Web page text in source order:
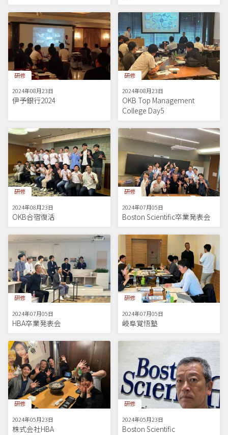
研修
2024年08月23日
伊予銀行2024
研修
2024年08月23日
OKB Top Management
College Day5
研修
2024年08月23日
OKB合宿復活
研修
2024年07月05日
Boston Scientific卒業発表会
研修
2024年07月05日
HBA卒業発表会
研修
2024年07月05日
岐阜覚悟塾
研修
2024年05月23日
株式会社HBA
研修
2024年05月23日
Boston Scientific